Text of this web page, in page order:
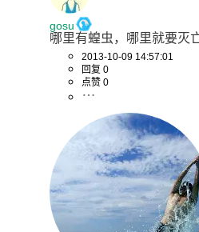
gosu
哪里有蝗虫，哪里就要灭
2013-10-09 14:57:01
回复 0
点赞 0